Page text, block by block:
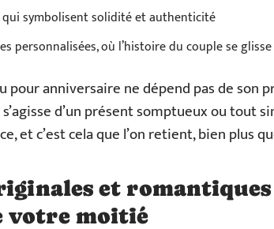
qui symbolisent solidité et authenticité
personnalisées, où l’histoire du couple se
pour anniversaire ne dépend pas de son
d’un présent somptueux ou tout
et c’est cela que l’on retient, bien plus
et
votre moitié